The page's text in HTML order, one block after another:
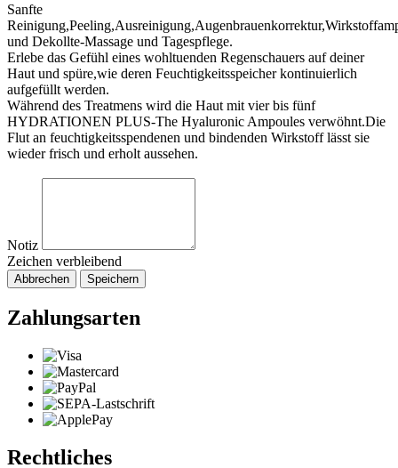
Sanfte
und Dekollte-Massage und Tagespflege.
Erlebe das Gefühl eines wohltuenden Regenschauers auf deiner
Haut und spüre,wie deren Feuchtigkeitsspeicher kontinuierlich
aufgefüllt werden.
Während des Treatmens wird die Haut mit vier bis fünf
HYDRATIONEN PLUS-The Hyaluronic Ampoules verwöhnt.Die
Flut an feuchtigkeitsspendenen und bindenden Wirkstoff lässt sie
wieder frisch und erholt aussehen.
Notiz
Zeichen verbleibend
Abbrechen Speichern
Zahlungsarten
Rechtliches